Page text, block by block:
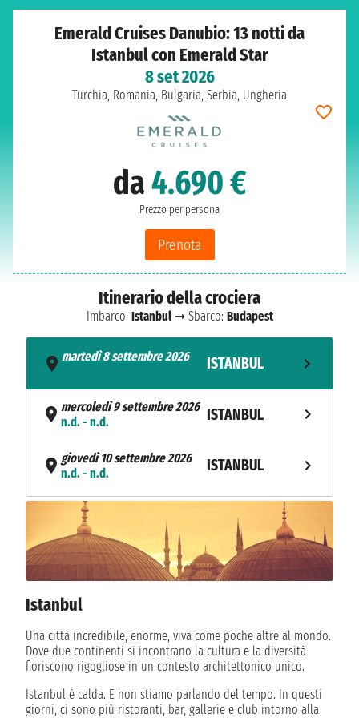
Emerald Cruises Danubio: 13 notti da
Istanbul con Emerald Star
8 set 2026
Turchia, Romania, Bulgaria, Serbia, Ungheria
da4.690 €
Prezzo per persona
Prenota
Itinerario della crociera
Imbarco: Istanbul➞ Sbarco: Budapest
martedì 8 settembre 2026
ISTANBUL
mercoledì 9 settembre 2026
n.d. - n.d.
ISTANBUL
giovedì 10 settembre 2026
n.d. - n.d.
ISTANBUL
venerdì 11 settembre 2026
n.d. - n.d.
ISTANBUL
sabato 12 settembre 2026
n.d. - n.d.
BUCAREST
domenica 13 settembre 2026
lunedì 14 settembre 2026
n.d. - n.d.
VIDIN
Istanbul
Una città incredibile, enorme, viva come poche altre al mondo.
Dove due continenti si incontrano la cultura e la diversità
fioriscono rigogliose in un contesto architettonico unico.
Istanbul è calda. E non stiamo parlando del tempo. In questi
giorni, ci sono più ristoranti, bar, gallerie e club intorno alla